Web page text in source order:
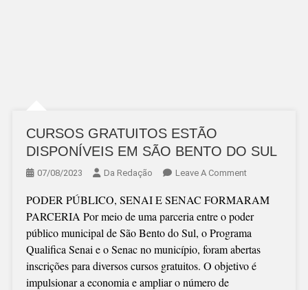
CURSOS GRATUITOS ESTÃO
DISPONÍVEIS EM SÃO BENTO DO SUL
07/08/2023 Da Redação Leave A CommentOn
GRATUITOS
ESTÃO
DISPONÍVEIS
EM
SÃO
PODER PÚBLICO, SENAI E SENAC FORMARAM
PARCERIA Por meio de uma parceria entre o poder
público municipal de São Bento do Sul, o Programa
Qualifica Senai e o Senac no município, foram abertas
inscrições para diversos cursos gratuitos. O objetivo é
impulsionar a economia e ampliar o número de